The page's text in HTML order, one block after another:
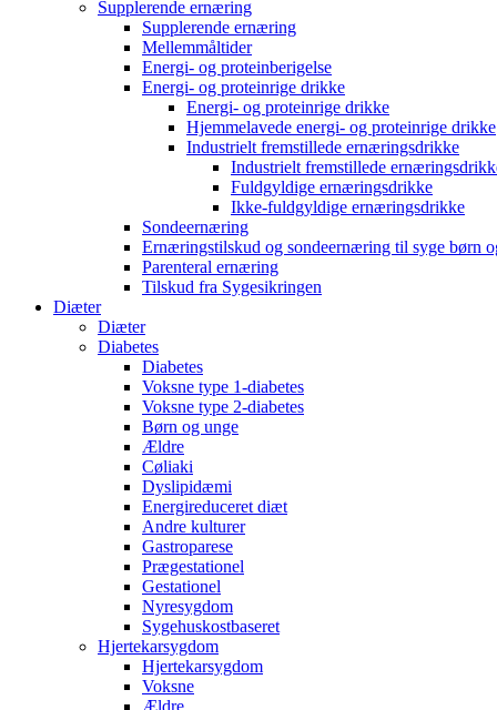
Supplerende ernæring
Supplerende ernæring
Mellemmåltider
Energi- og proteinberigelse
Energi- og proteinrige drikke
Energi- og proteinrige drikke
Hjemmelavede energi- og proteinrige drikke
Industrielt fremstillede ernæringsdrikke
Industrielt fremstillede
Fuldgyldige ernæringsdrikke
Ikke-fuldgyldige ernæringsdrikke
Sondeernæring
Ernæringstilskud og sondeernæring til syge børn
Parenteral ernæring
Tilskud fra Sygesikringen
Diæter
Diæter
Diabetes
Diabetes
Voksne type 1-diabetes
Voksne type 2-diabetes
Børn og unge
Ældre
Cøliaki
Dyslipidæmi
Energireduceret diæt
Andre kulturer
Gastroparese
Prægestationel
Gestationel
Nyresygdom
Sygehuskostbaseret
Hjertekarsygdom
Hjertekarsygdom
Voksne
Ældre